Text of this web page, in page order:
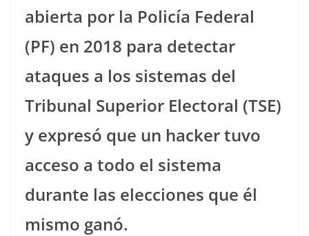
abierta por la Policía Federal
(PF) en 2018 para detectar
ataques a los sistemas del
Tribunal Superior Electoral (TSE)
y expresó que un hacker tuvo
acceso a todo el sistema
durante las elecciones que él
mismo ganó.